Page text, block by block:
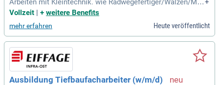
Arbeiten mit Kleintechnik. wie Radwegefertiger/Walzen/Mini
bagger und Radlader sind wünschenswert, kann bei uns aber
ussetzung zum Erreichen unserer Baustellen.
+
Vollzeit | + weitere Benefits
mehr erfahren Heute veröffentlicht
Ausbildung Tiefbaufacharbeiter (w/m/d)